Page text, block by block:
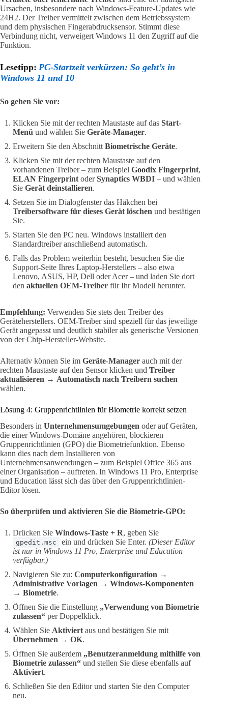
Ursachen, insbesondere nach Windows-Feature-Updates wie
24H2. Der Treiber vermittelt zwischen dem Betriebssystem
und dem physischen Fingerabdrucksensor. Stimmt diese
Verbindung nicht, verweigert Windows 11 den Zugriff auf die
Funktion.
Lesetipp: PC-Startzeit verkürzen: So geht’s in
Windows 11 und 10
So gehen Sie vor:
Klicken Sie mit der rechten Maustaste auf das Start-
Menü und wählen Sie Geräte-Manager.
Erweitern Sie den Abschnitt Biometrische Geräte.
Klicken Sie mit der rechten Maustaste auf den
vorhandenen Treiber – zum Beispiel Goodix Fingerprint,
ELAN Fingerprint oderSynaptics WBDI – und wählen
Sie Gerät deinstallieren.
Setzen Sie im Dialogfenster das Häkchen bei
Treibersoftware für dieses Gerät löschen und bestätigen
Sie.
Starten Sie den PC neu. Windows installiert den
Standardtreiber anschließend automatisch.
Falls das Problem weiterhin besteht, besuchen Sie die
Support-Seite Ihres Laptop-Herstellers – also etwa
Lenovo, ASUS, HP, Dell oder Acer – und laden Sie dort
den aktuellen OEM-Treiber für Ihr Modell herunter.
Empfehlung: Verwenden Sie stets den Treiber des
Geräteherstellers. OEM-Treiber sind speziell für das jeweilige
Gerät angepasst und deutlich stabiler als generische Versionen
von der Chip-Hersteller-Website.
Alternativ können Sie im Geräte-Manager auch mit der
rechten Maustaste auf den Sensor klicken und Treiber
aktualisieren → Automatisch nach Treibern suchen
wählen.
Lösung 4: Gruppenrichtlinien für Biometrie korrekt setzen
Besonders in Unternehmensumgebungen oder auf Geräten,
die einer Windows-Domäne angehören, blockieren
Gruppenrichtlinien (GPO) die Biometriefunktion. Ebenso
kann dies nach dem Installieren von
Unternehmensanwendungen – zum Beispiel Office 365 aus
einer Organisation – auftreten. In Windows 11 Pro, Enterprise
und Education lässt sich das über den Gruppenrichtlinien-
Editor lösen.
So überprüfen und aktivieren Sie die Biometrie-GPO:
Drücken Sie Windows-Taste + R, geben Sie
gpedit.msc ein und drücken Sie Enter. (Dieser Editor
ist nur in Windows 11 Pro, Enterprise und Education
verfügbar.)
Navigieren Sie zu: Computerkonfiguration →
Administrative Vorlagen → Windows-Komponenten
→ Biometrie.
Öffnen Sie die Einstellung „Verwendung von Biometrie
zulassen“ per Doppelklick.
Wählen Sie Aktiviert aus und bestätigen Sie mit
Übernehmen → OK.
Öffnen Sie außerdem „Benutzeranmeldung mithilfe von
Biometrie zulassen“ und stellen Sie diese ebenfalls auf
Aktiviert.
Schließen Sie den Editor und starten Sie den Computer
neu.